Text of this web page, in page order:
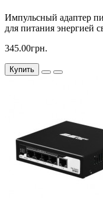
Импульсный адаптер
для питания энергией
345.00грн.
Купить